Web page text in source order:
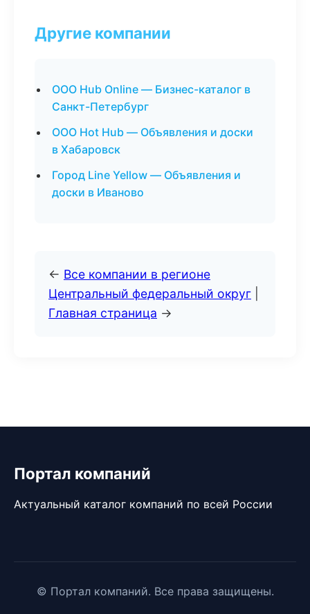
Другие компании
ООО Hub Online — Бизнес-каталог в
Санкт-Петербург
ООО Hot Hub — Объявления и доски
в Хабаровск
Город Line Yellow — Объявления и
доски в Иваново
← Все компании в регионе
Центральный федеральный округ
Главная страница →
Портал компаний
Актуальный каталог компаний по всей России
© Портал компаний. Все права защищены.